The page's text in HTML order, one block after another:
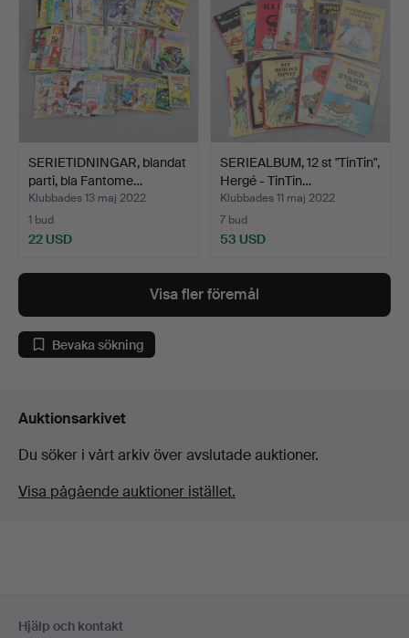
SERIETIDNINGAR, blandat
parti, bla Fantome…
Klubbades 13 maj 2022
1 bud
22 USD
SERIEALBUM, 12 st "TinTin",
Hergé - TinTin…
Klubbades 11 maj 2022
7 bud
53 USD
Visa fler föremål
Bevaka sökning
Auktionsarkivet
Du söker i vårt arkiv över avslutade auktioner.
Visa pågående auktioner istället.
Hjälp och kontakt